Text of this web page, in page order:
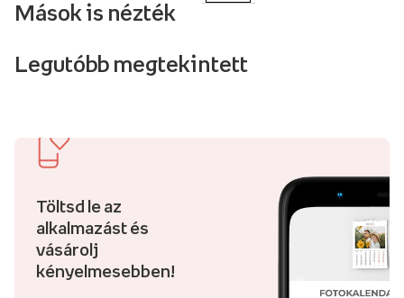
Mások is nézték
Legutóbb megtekintett
Töltsd le az
alkalmazást és
vásárolj
kényelmesebben!